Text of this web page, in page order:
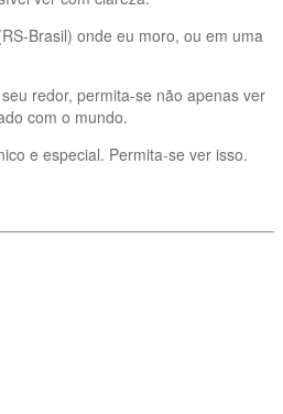
Brasil) onde eu moro, ou em uma
redor, permita-se não apenas ver
com o mundo.
e especial. Permita-se ver isso.